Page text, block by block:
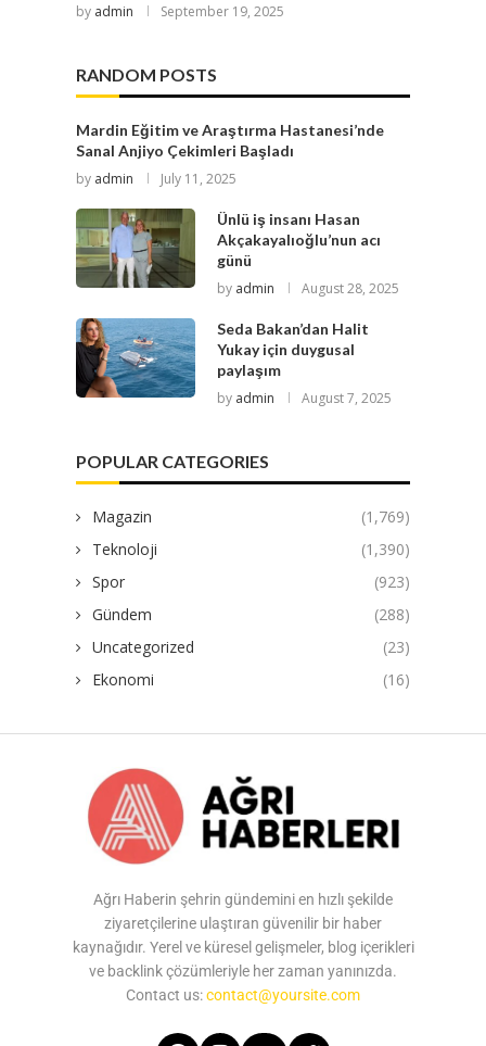
by admin September 19, 2025
RANDOM POSTS
Mardin Eğitim ve Araştırma Hastanesi’nde
Sanal Anjiyo Çekimleri Başladı
by admin July 11, 2025
Ünlü iş insanı Hasan
Akçakayalıoğlu’nun acı
günü
by admin August 28, 2025
Seda Bakan’dan Halit
Yukay için duygusal
paylaşım
by admin August 7, 2025
POPULAR CATEGORIES
Magazin
(1,769)
Teknoloji
(1,390)
Spor
(923)
Gündem
(288)
Uncategorized
(23)
Ekonomi
(16)
Ağrı Haberin şehrin gündemini en hızlı şekilde
ziyaretçilerine ulaştıran güvenilir bir haber
kaynağıdır. Yerel ve küresel gelişmeler, blog içerikleri
ve backlink çözümleriyle her zaman yanınızda.
Contact us:contact@yoursite.com